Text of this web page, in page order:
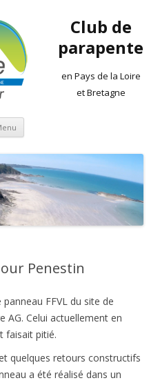
Club de
parapente
en Pays de la Loire
et Bretagne
Aller
contenu
Penestin
FFVL du site de
AG. Celui actuellement en
faisait pitié.
quelques retours constructifs
a été réalisé dans un